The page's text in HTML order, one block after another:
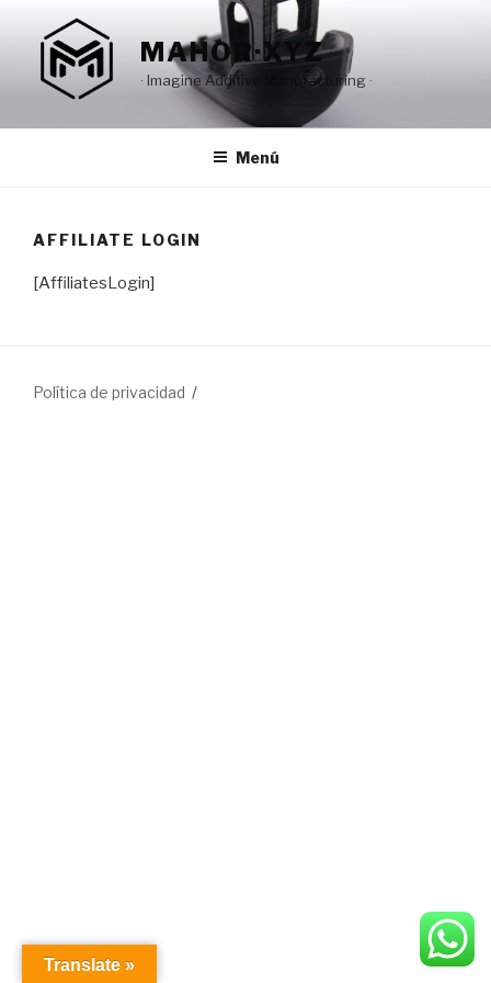
contenido
MAHOR·XYZ
· Imagine Additive Manufacturing ·
Menú
AFFILIATE LOGIN
[AffiliatesLogin]
Política de privacidad
Translate »